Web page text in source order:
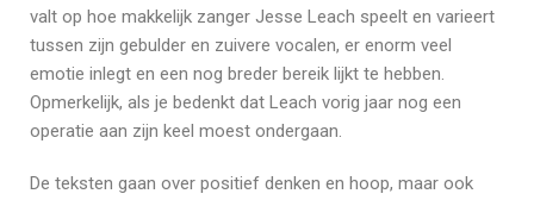
valt op hoe makkelijk zanger Jesse Leach speelt en varieert
tussen zijn gebulder en zuivere vocalen, er enorm veel
emotie inlegt en een nog breder bereik lijkt te hebben.
Opmerkelijk, als je bedenkt dat Leach vorig jaar nog een
operatie aan zijn keel moest ondergaan.
De teksten gaan over positief denken en hoop, maar ook